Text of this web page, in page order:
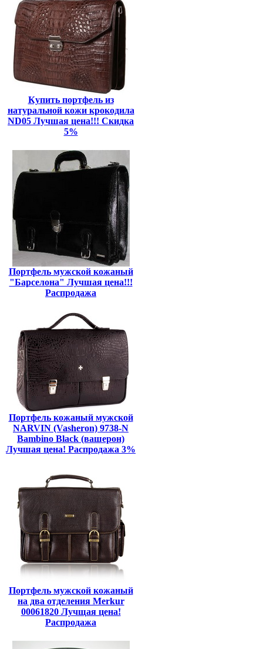
Купить портфель из
натуральной кожи крокодила
ND05 Лучшая цена!!! Скидка
5%
Портфель мужской кожаный
"Барселона" Лучшая цена!!!
Распродажа
Портфель кожаный мужской
NARVIN (Vasheron) 9738-N
Bambino Black (вашерон)
Лучшая цена! Распродажа 3%
Портфель мужской кожаный
на два отделения Merkur
00061820 Лучщая цена!
Распродажа